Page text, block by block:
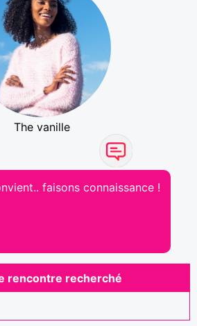
The vanille
faisons connaissance !
rencontre recherché